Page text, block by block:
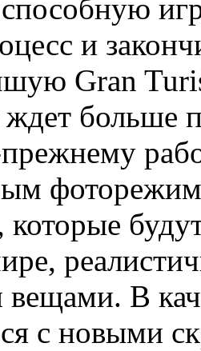
и
Gran
больше
В
с новыми